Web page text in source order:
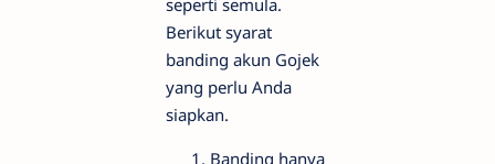
seperti semula.
Berikut syarat
banding akun Gojek
yang perlu Anda
siapkan.
Banding hanya